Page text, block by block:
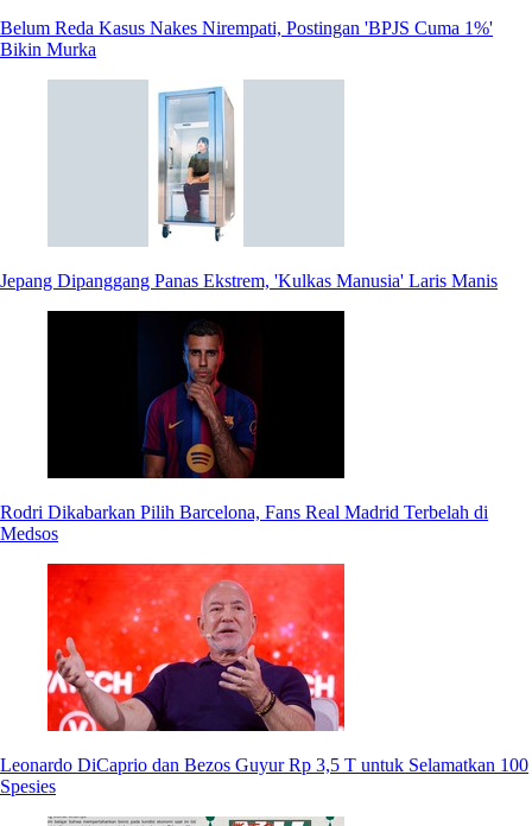
Belum Reda Kasus Nakes Nirempati, Postingan 'BPJS Cuma 1%'
Bikin Murka
Jepang Dipanggang Panas Ekstrem, 'Kulkas Manusia' Laris Manis
Rodri Dikabarkan Pilih Barcelona, Fans Real Madrid Terbelah di
Medsos
Leonardo DiCaprio dan Bezos Guyur Rp 3,5 T untuk Selamatkan 100
Spesies